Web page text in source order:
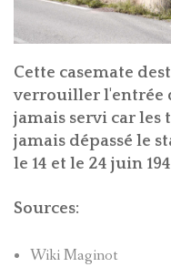
Cette casemate
verrouiller l'entrée
jamais servi car
jamais dépassé le
le 14 et le 24 juin
Sources:
Wiki Maginot